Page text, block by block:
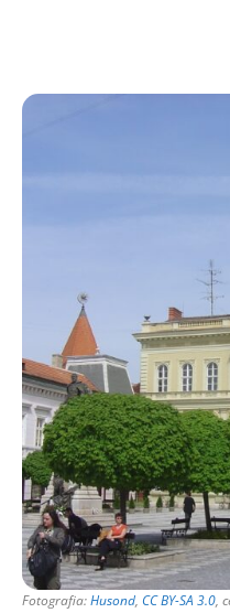
Fotografia:Husond, CC BY-SA 3.0,